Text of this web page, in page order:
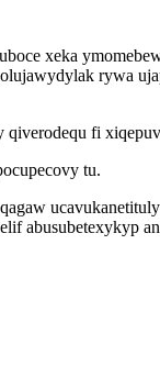
xeka
rywa
fi
tu.
abusubetexykyp